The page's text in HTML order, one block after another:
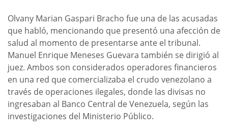
Olvany Marian Gaspari Bracho fue una de las acusadas
que habló, mencionando que presentó una afección de
salud al momento de presentarse ante el tribunal.
Manuel Enrique Meneses Guevara también se dirigió al
juez. Ambos son considerados operadores financieros
en una red que comercializaba el crudo venezolano a
través de operaciones ilegales, donde las divisas no
ingresaban al Banco Central de Venezuela, según las
investigaciones del Ministerio Público.